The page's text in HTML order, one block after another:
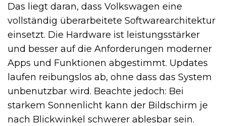
Das liegt daran, dass Volkswagen eine
vollständig überarbeitete Softwarearchitektur
einsetzt. Die Hardware ist leistungsstärker
und besser auf die Anforderungen moderner
Apps und Funktionen abgestimmt. Updates
laufen reibungslos ab, ohne dass das System
unbenutzbar wird. Beachte jedoch: Bei
starkem Sonnenlicht kann der Bildschirm je
nach Blickwinkel schwerer ablesbar sein.